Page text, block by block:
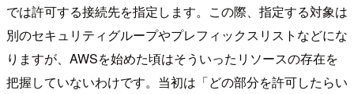
では許可する接続先を指定します。この際、指定する対象は
別のセキュリティグループやプレフィックスリストなどにな
りますが、AWSを始めた頃はそういったリソースの存在を
把握していないわけです。当初は「どの部分を許可したらい